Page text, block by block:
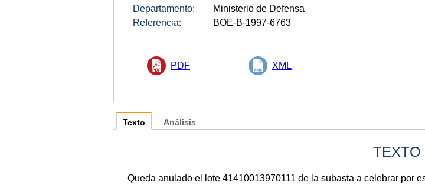
Departamento:
Ministerio de Defensa
Referencia:
BOE-B-1997-6763
PDF XML
Texto
TEXTO
Queda anulado el lote 41410013970111 de la subasta a celebrar por
Análisis